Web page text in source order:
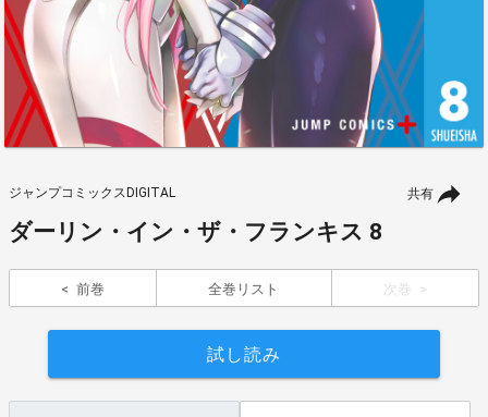
共有
ジャンプコミックスDIGITAL
ダーリン・イン・ザ・フランキス 8
前巻 全巻リスト 次巻
試し読み